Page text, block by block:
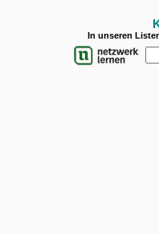
In unseren